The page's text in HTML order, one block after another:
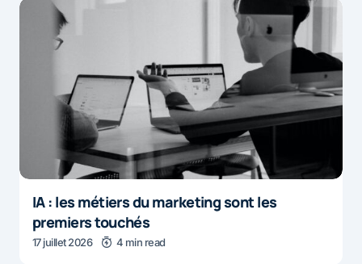
IA : les métiers du marketing sont les
premiers touchés
17 juillet 2026 4 min read